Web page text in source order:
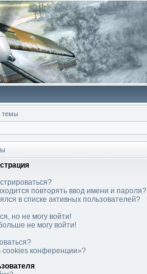
темы
повторять ввод имени и пароля?
в списке активных пользователей?
но не могу войти!
не могу войти!
cookies конференции»?